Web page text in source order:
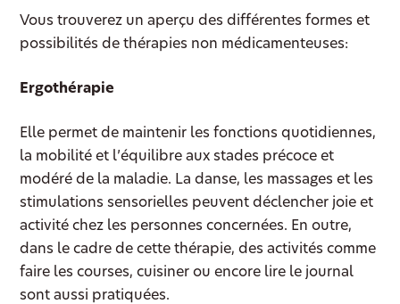
Vous trouverez un aperçu des différentes formes et
possibilités de thérapies non médicamenteuses:
Ergothérapie
Elle permet de maintenir les fonctions quotidiennes,
la mobilité et l’équilibre aux stades précoce et
modéré de la maladie. La danse, les massages et les
stimulations sensorielles peuvent déclencher joie et
activité chez les personnes concernées. En outre,
dans le cadre de cette thérapie, des activités comme
faire les courses, cuisiner ou encore lire le journal
sont aussi pratiquées.